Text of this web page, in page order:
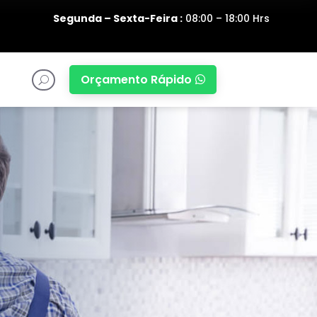
Segunda – Sexta-Feira :08:00 – 18:00 Hrs
U Orçamento Rápido 